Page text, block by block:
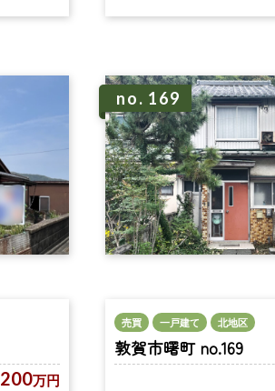
200万円
no. 169
売買 一戸建て 北地区
敦賀市曙町 no.169